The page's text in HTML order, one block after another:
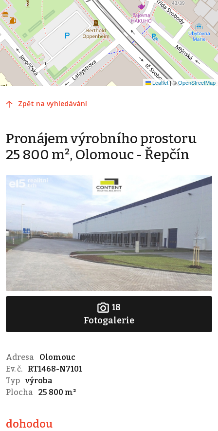
Leaflet|©OpenStreetMap
Zpět na vyhledávání
Pronájem výrobního prostoru
25 800 m², Olomouc - Řepčín
18
Fotogalerie
Adresa
Olomouc
Ev. č.
RT1468-N7101
Typ výroba
Plocha
25 800 m²
dohodou